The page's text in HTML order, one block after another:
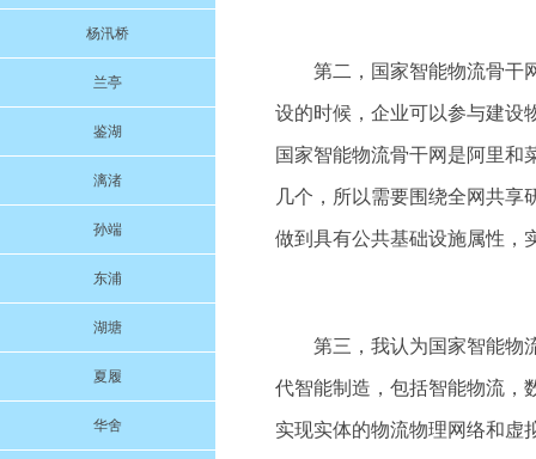
杨汛桥
兰亭
鉴湖
漓渚
孙端
东浦
湖塘
夏履
华舍
第二，国家智能物流骨干
设的时候，企业可以参与建设
国家智能物流骨干网是阿里和
几个，所以需要围绕全网共享
做到具有公共基础设施属性，
第三，我认为国家智能物
代智能制造，包括智能物流，
实现实体的物流物理网络和虚